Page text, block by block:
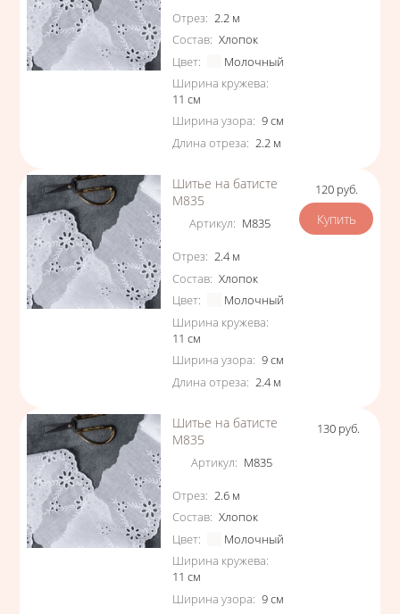
Характеристики
Отрез: 2.2 м
Состав: Хлопок
Цвет:
Молочный
Ширина кружева:
11 см
Ширина узора: 9см
Длина отреза: 2.2 м
Шитье на батисте
М835
Артикул: М835
Характеристики
Отрез: 2.4 м
Состав: Хлопок
Цвет:
Молочный
Ширина кружева:
11 см
Ширина узора: 9см
Длина отреза: 2.4 м
Цена
120 руб.
Шитье на батисте
М835
Артикул: М835
Характеристики
Отрез: 2.6 м
Состав: Хлопок
Цвет:
Молочный
Ширина кружева:
11 см
Ширина узора: 9см
Цена
130 руб.